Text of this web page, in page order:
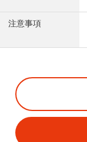
注意事項